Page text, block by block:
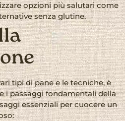
opzioni più salutari come
senza glutine.
tipi di pane e le tecniche, è
i passaggi fondamentali della
essenziali per cuocere un